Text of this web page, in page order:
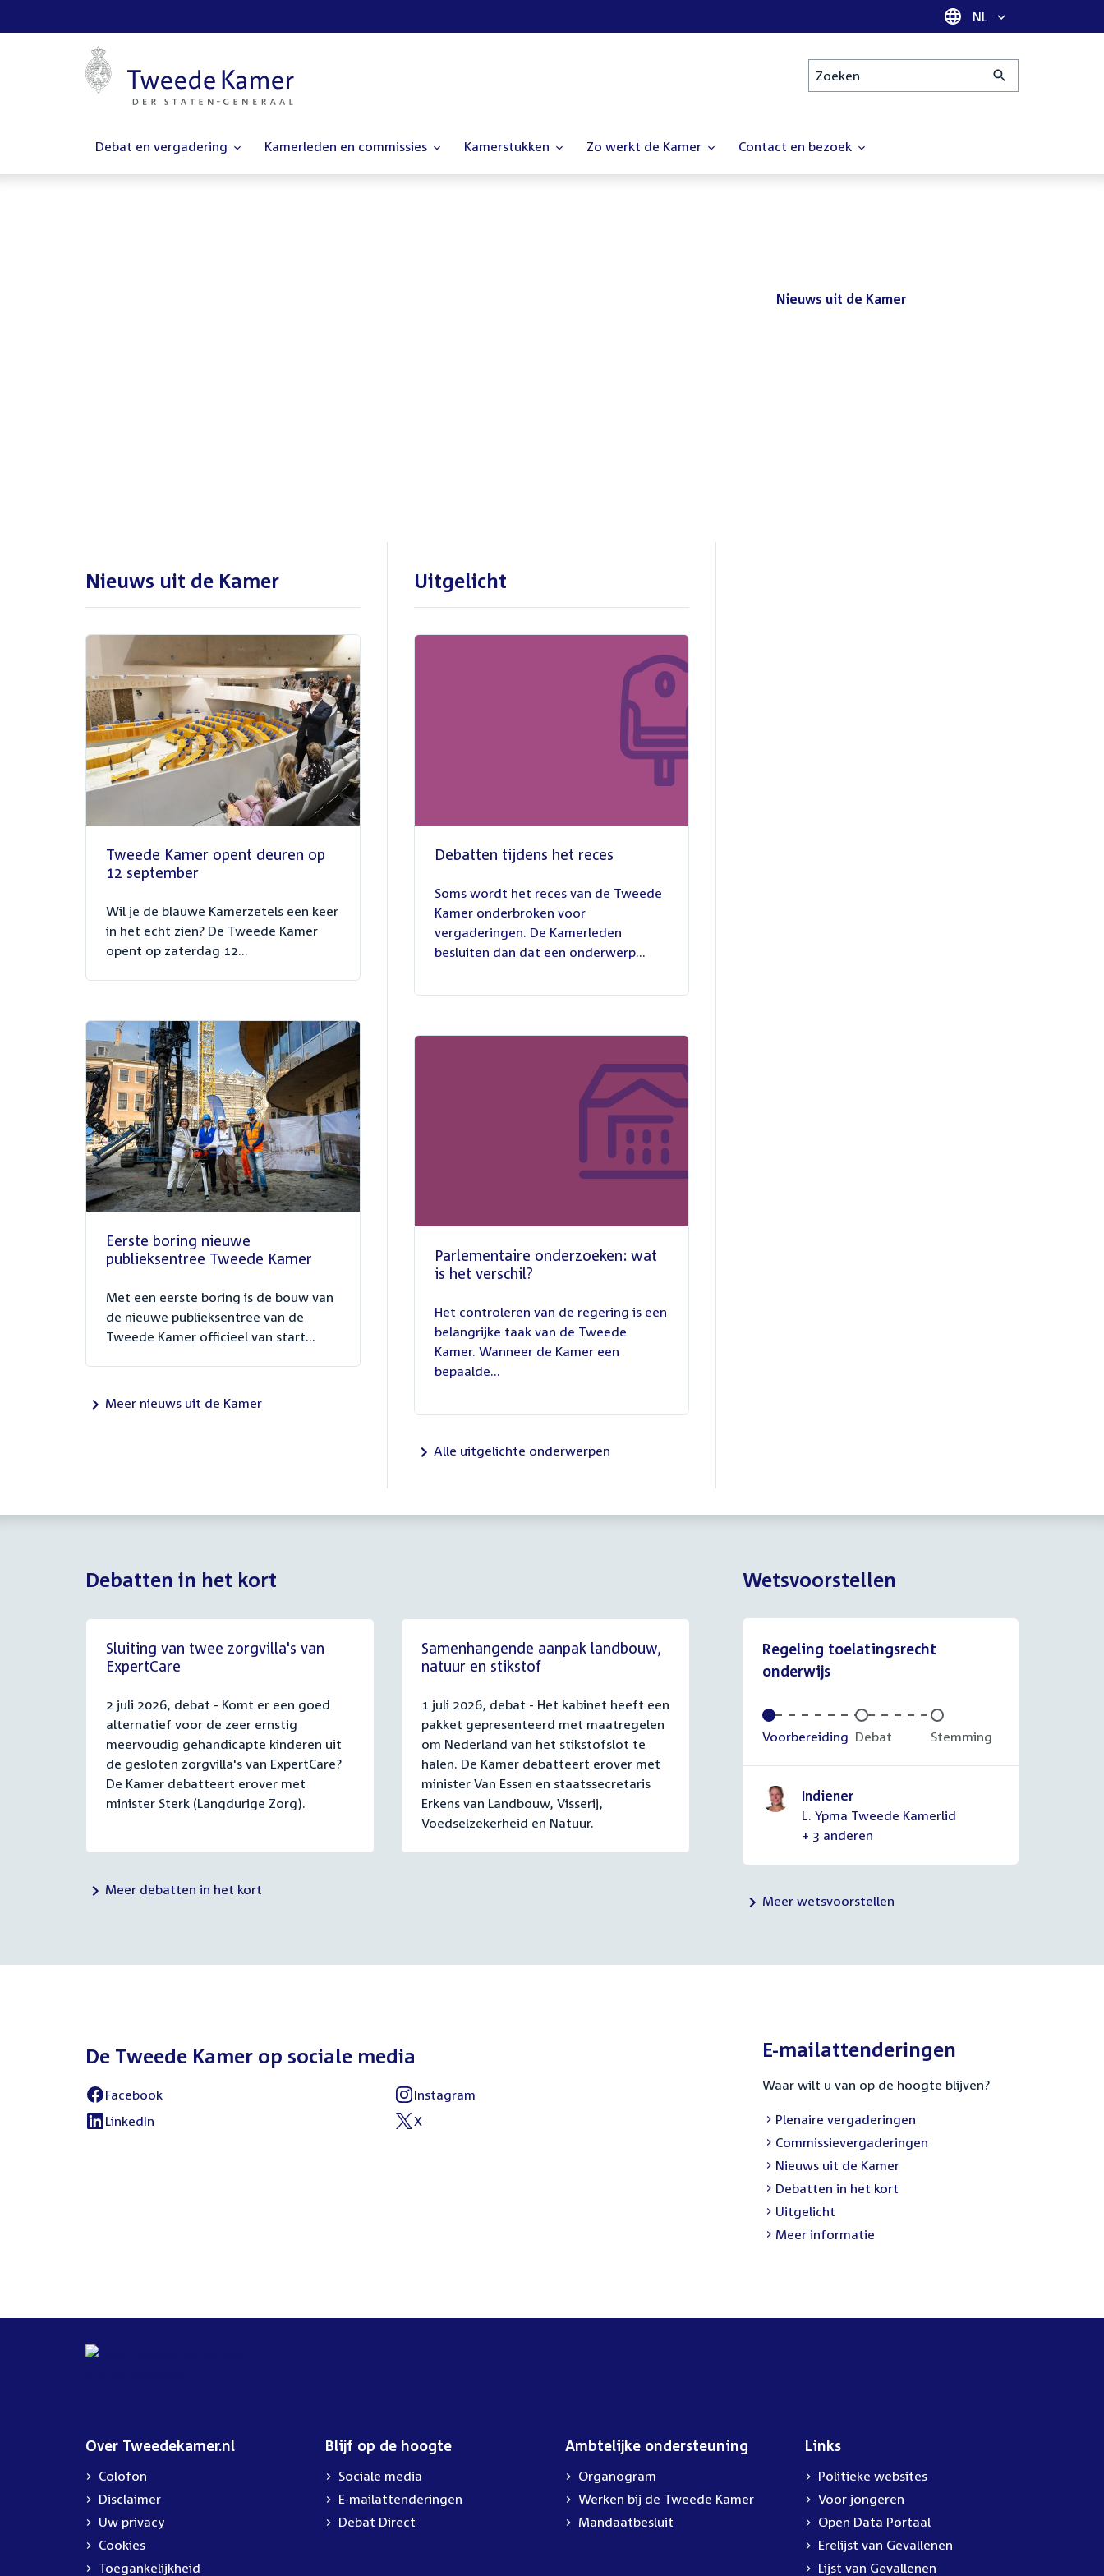
Taal selectie
NL
Zoeken
Debat en vergadering Kamerleden en commissies Kamerstukken Zo werkt de Kamer Contact en bezoek
Nieuws uit de Kamer
Nieuws uit de Kamer
Tweede Kamer opent deuren op
12 september
Wil je de blauwe Kamerzetels een keer
in het echt zien? De Tweede Kamer
opent op zaterdag 12...
Eerste boring nieuwe
publieksentree Tweede Kamer
Met een eerste boring is de bouw van
de nieuwe publieksentree van de
Tweede Kamer officieel van start...
Meer nieuws uit de Kamer
Uitgelicht
Debatten tijdens het reces
juli
2026
Soms wordt het reces van de Tweede
Kamer onderbroken voor
vergaderingen. De Kamerleden
besluiten dan dat een onderwerp...
Parlementaire onderzoeken: wat
is het verschil?
juli
2026
Het controleren van de regering is een
belangrijke taak van de Tweede
Kamer. Wanneer de Kamer een
bepaalde...
Alle uitgelichte onderwerpen
Debatten in het kort
Sluiting van twee zorgvilla's van
ExpertCare
2 juli 2026, debat - Komt er een goed
alternatief voor de zeer ernstig
meervoudig gehandicapte kinderen uit
de gesloten zorgvilla's van ExpertCare?
De Kamer debatteert erover met
minister Sterk (Langdurige Zorg).
Samenhangende aanpak landbouw,
natuur en stikstof
1 juli 2026, debat - Het kabinet heeft een
pakket gepresenteerd met maatregelen
om Nederland van het stikstofslot te
halen. De Kamer debatteert erover met
minister Van Essen en staatssecretaris
Erkens van Landbouw, Visserij,
Voedselzekerheid en Natuur.
Meer debatten in het kort
Wetsvoorstellen
Regeling toelatingsrecht
onderwijs
Voltooid:
Voorbereiding Onvoltooid:
Debat Onvoltooid:
Stemming
Indiener
L. Ypma Tweede Kamerlid
+ 3 anderen
Meer wetsvoorstellen
De Tweede Kamer op sociale media
Facebook
Instagram
LinkedIn
X
E-mailattenderingen
Waar wilt u van op de hoogte blijven?
Plenaire vergaderingen
Commissievergaderingen
Nieuws uit de Kamer
Debatten in het kort
Uitgelicht
Meer informatie
Over Tweedekamer.nl
Colofon
Disclaimer
Uw privacy
Cookies
Toegankelijkheid
Blijf op de hoogte
Sociale media
E-mailattenderingen
Debat Direct
Ambtelijke ondersteuning
Organogram
Werken bij de Tweede Kamer
Mandaatbesluit
Links
Politieke websites
Voor jongeren
Open Data Portaal
Erelijst van Gevallenen
Lijst van Gevallenen